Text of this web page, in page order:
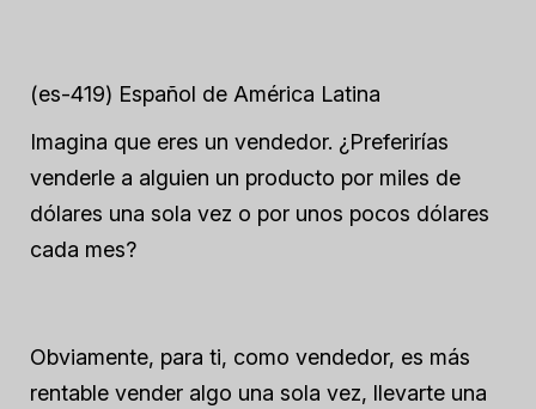
(es-419) Español de América Latina
Imagina que eres un vendedor. ¿Preferirías
venderle a alguien un producto por miles de
dólares una sola vez o por unos pocos dólares
cada mes?
Obviamente, para ti, como vendedor, es más
rentable vender algo una sola vez, llevarte una